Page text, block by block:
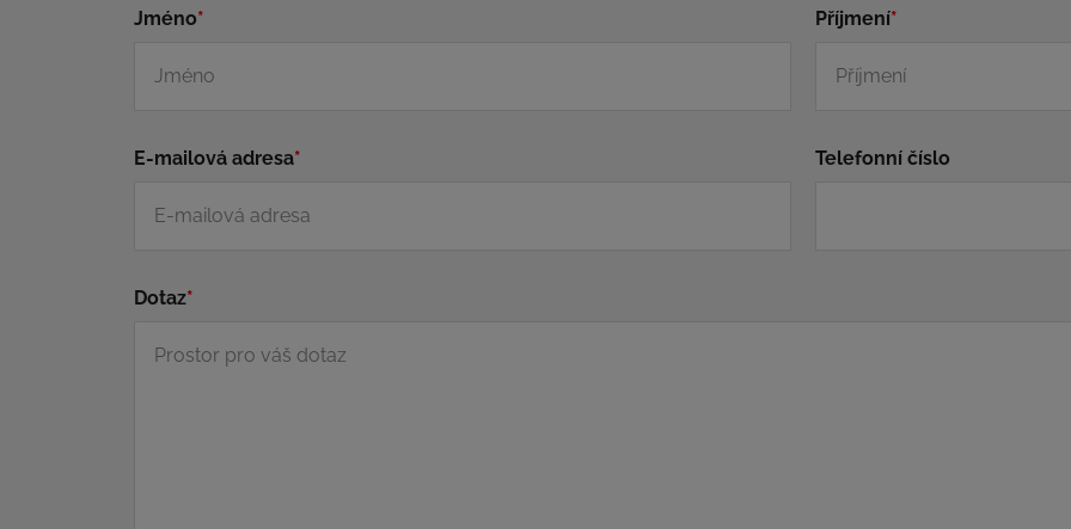
Jméno* Příjmení*
E-mailová adresa* Telefonní číslo
Dotaz*